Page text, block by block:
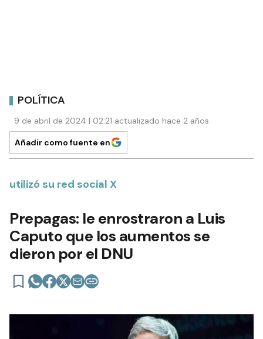
POLÍTICA
9 de abril de 2024 | 02:21 actualizado hace 2 años
Añadir como fuente en
utilizó su red social X
Prepagas: le enrostraron a Luis
Caputo que los aumentos se
dieron por el DNU